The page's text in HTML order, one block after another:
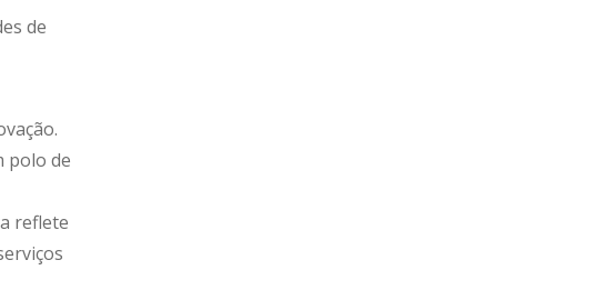
de
polo de
reflete